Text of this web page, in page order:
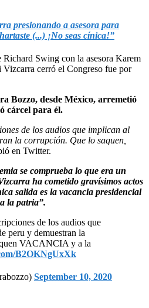
presionando a asesora para
(...) ¡No seas cínica!”
Richard Swing con la asesora Karem
Vizcarra cerró el Congreso fue por
Bozzo, desde México, arremetió
cárcel para él.
de los audios que implican al
la corrupción. Que lo saquen,
en Twitter.
se comprueba lo que era un
ha cometido gravísimos actos
salida es la vacancia presidencial
la patria”.
de los audios que
peru y demuestran la
VACANCIA y a la
B2OKNgUxXk
September 10, 2020